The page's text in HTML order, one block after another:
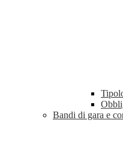
Bandi di gara e